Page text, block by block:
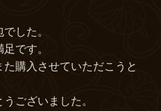
した。
です。
購入させていただこうと
ございました。